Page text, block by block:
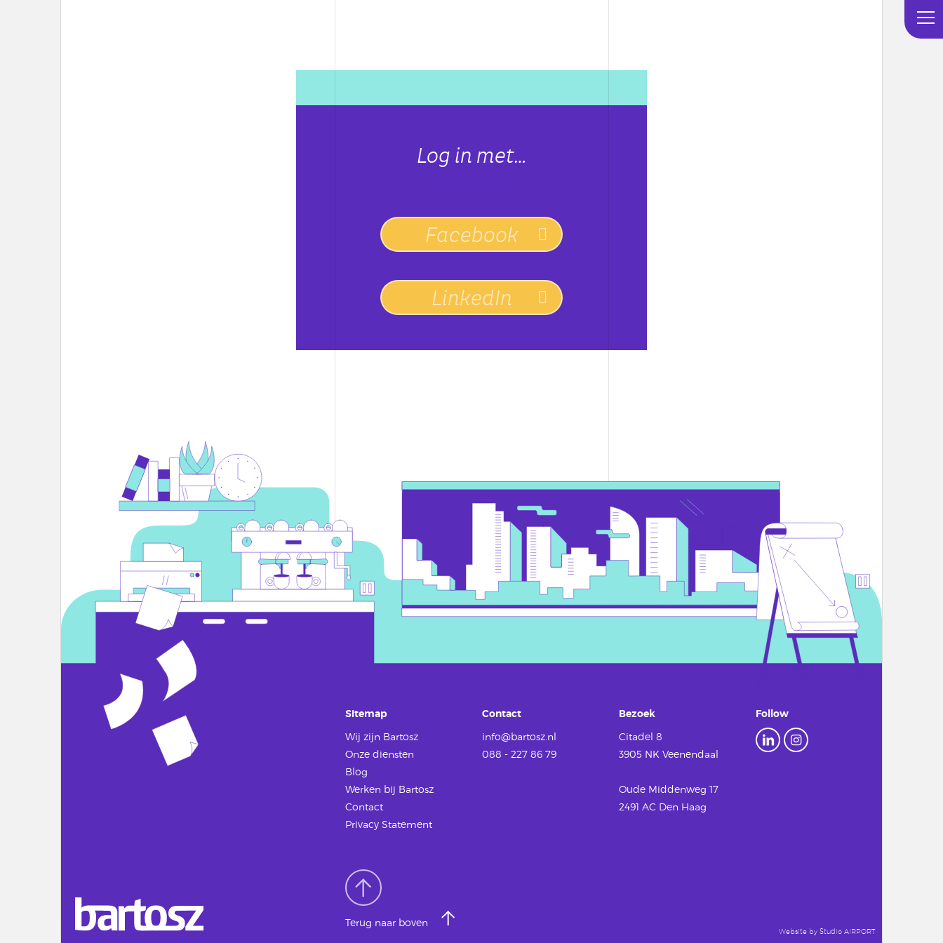
Log in met…
Facebook
LinkedIn
Sitemap
Wij zijn Bartosz
Onze diensten
Blog
Werken bij Bartosz
Contact
Privacy Statement
Contact
info@bartosz.nl
088 - 227 86 79
Bezoek
Citadel 8
3905 NK Veenendaal
Oude Middenweg 17
2491 AC Den Haag
Follow
Terug naar boven
Website by Studio AIRPORT